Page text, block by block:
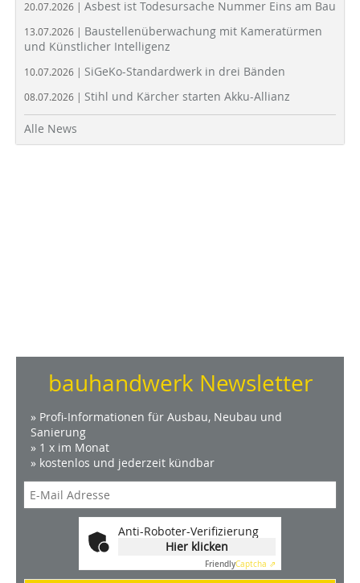
20.07.2026 | Asbest ist Todesursache Nummer Eins am Bau
13.07.2026 | Baustellenüberwachung mit Kameratürmen
und Künstlicher Intelligenz
10.07.2026 | SiGeKo-Standardwerk in drei Bänden
08.07.2026 | Stihl und Kärcher starten Akku-Allianz
Alle News
bauhandwerk Newsletter
» Profi-Informationen für Ausbau, Neubau und
Sanierung
» 1 x im Monat
» kostenlos und jederzeit kündbar
Anti-Roboter-Verifizierung
Hier klicken
FriendlyCaptcha ⇗